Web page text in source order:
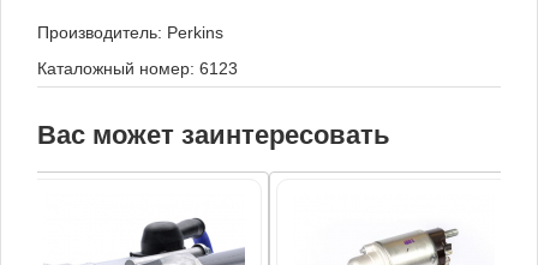
Производитель: Perkins
Каталожный номер: 6123
Вас может заинтересовать